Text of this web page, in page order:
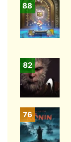
88
82
76